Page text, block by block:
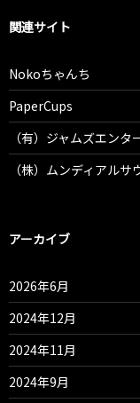
関連サイト
Nokoちゃんち
PaperCups
（有）ジャムズエンタ
（株）ムンディアルサ
アーカイブ
2026年6月
2024年12月
2024年11月
2024年9月